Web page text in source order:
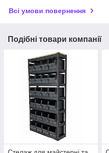
Всі умови повернення
Подібні товари компанії